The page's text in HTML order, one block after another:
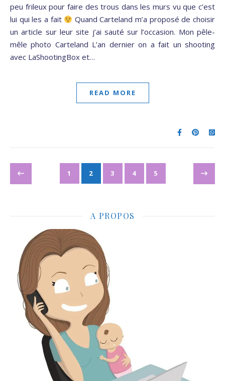
peu frileux pour faire des trous dans les murs vu que c’est
lui qui les a fait
Quand Carteland m’a proposé de choisir
un article sur leur site j’ai sauté sur l’occasion. Mon pêle-
mêle photo Carteland L’an dernier on a fait un shooting
avec LaShootingBox et…
READ MORE
1 2 3 4 5
A PROPOS